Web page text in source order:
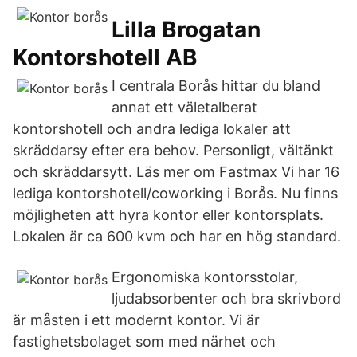
Lilla Brogatan
Kontorshotell AB
I centrala Borås hittar du bland
annat ett väletalberat
kontorshotell och andra lediga lokaler att
skräddarsy efter era behov. Personligt, vältänkt
och skräddarsytt. Läs mer om Fastmax Vi har 16
lediga kontorshotell/coworking i Borås. Nu finns
möjligheten att hyra kontor eller kontorsplats.
Lokalen är ca 600 kvm och har en hög standard.
Ergonomiska kontorsstolar,
ljudabsorbenter och bra skrivbord
är måsten i ett modernt kontor. Vi är
fastighetsbolaget som med närhet och